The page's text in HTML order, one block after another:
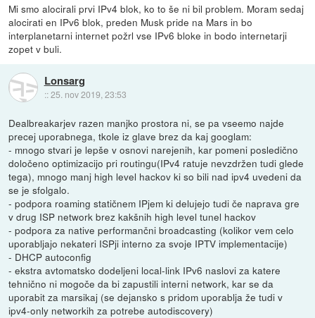
Mi smo alocirali prvi IPv4 blok, ko to še ni bil problem. Moram sedaj
alocirati en IPv6 blok, preden Musk pride na Mars in bo
interplanetarni internet požrl vse IPv6 bloke in bodo internetarji
zopet v buli.
Lonsarg
::25. nov 2019, 23:53
Dealbreakarjev razen manjko prostora ni, se pa vseemo najde
precej uporabnega, tkole iz glave brez da kaj googlam:
- mnogo stvari je lepše v osnovi narejenih, kar pomeni posledično
določeno optimizacijo pri routingu(IPv4 ratuje nevzdržen tudi glede
tega), mnogo manj high level hackov ki so bili nad ipv4 uvedeni da
se je sfolgalo.
- podpora roaming statičnem IPjem ki delujejo tudi če naprava gre
v drug ISP network brez kakšnih high level tunel hackov
- podpora za native performančni broadcasting (kolikor vem celo
uporabljajo nekateri ISPji interno za svoje IPTV implementacije)
- DHCP autoconfig
- ekstra avtomatsko dodeljeni local-link IPv6 naslovi za katere
tehnično ni mogoče da bi zapustili interni network, kar se da
uporabit za marsikaj (se dejansko s pridom uporablja že tudi v
ipv4-only networkih za potrebe autodiscovery)